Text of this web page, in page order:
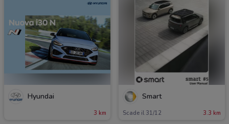
Hyundai
3 km
Smart
Scade il 31/12 3.3 km